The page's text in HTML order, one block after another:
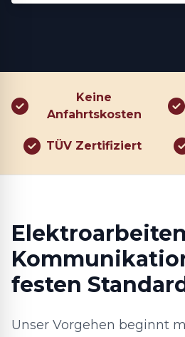
Keine
Anfahrtskosten
TÜV Zertifiziert
festen
Unser Vorgehen beginnt